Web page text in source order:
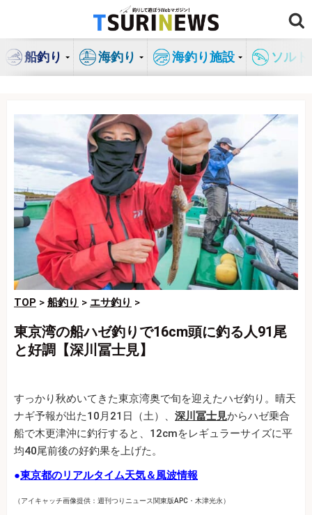
ン
船釣り 海釣り 海釣り施設 ソル
TOP > 船釣り > エサ釣り >
東京湾の船ハゼ釣りで16cm頭に釣る人91尾
と好調【深川冨士見】
すっかり秋めいてきた東京湾奥で旬を迎えたハゼ釣り。晴天
ナギ予報が出た10月21日（土）、 深川冨士見からハゼ乗合
船で木更津沖に釣行すると、12cmをレギュラーサイズに平
均40尾前後の好釣果を上げた。
●東京都のリアルタイム天気＆風波情報
（アイキャッチ画像提供：週刊つりニュース関東版APC・木津光永）